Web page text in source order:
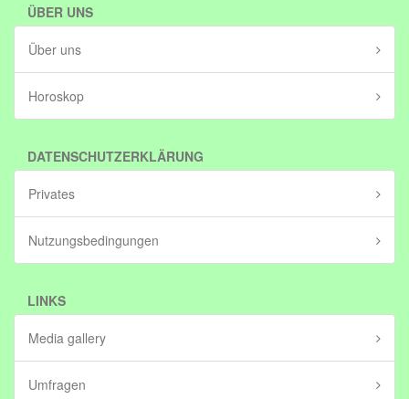
ÜBER UNS
Über uns
Horoskop
DATENSCHUTZERKLÄRUNG
Privates
Nutzungsbedingungen
LINKS
Media gallery
Umfragen